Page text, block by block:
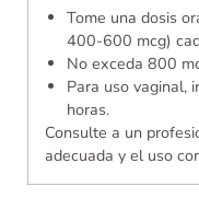
Tome una dosis
400-600 mcg)
No exceda 800
Para uso vaginal,
horas.
Consulte a un
adecuada y el uso